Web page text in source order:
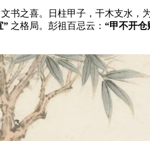
书之喜。日柱甲子，干木支水，
” 之格局。彭祖百忌云： “甲不开仓